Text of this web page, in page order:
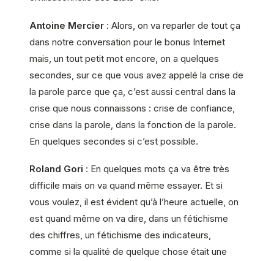
Antoine Mercier : Alors, on va reparler de tout ça
dans notre conversation pour le bonus Internet
mais, un tout petit mot encore, on a quelques
secondes, sur ce que vous avez appelé la crise de
la parole parce que ça, c’est aussi central dans la
crise que nous connaissons : crise de confiance,
crise dans la parole, dans la fonction de la parole.
En quelques secondes si c’est possible.
Roland Gori : En quelques mots ça va être très
difficile mais on va quand même essayer. Et si
vous voulez, il est évident qu’à l’heure actuelle, on
est quand même on va dire, dans un fétichisme
des chiffres, un fétichisme des indicateurs,
comme si la qualité de quelque chose était une